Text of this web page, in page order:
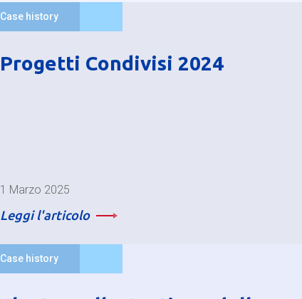
Case history
Progetti Condivisi 2024
1 Marzo 2025
Leggi l'articolo
Case history